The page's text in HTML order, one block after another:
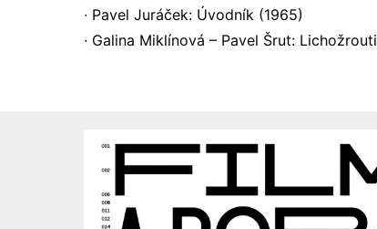
∙ Pavel Juráček: Úvodník (1965)
∙ Galina Miklínová – Pavel Šrut: Lichožrouti